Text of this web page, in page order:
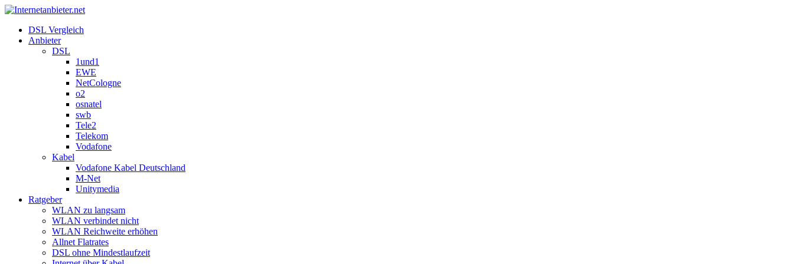
DSL Vergleich
Anbieter
DSL
1und1
EWE
NetCologne
o2
osnatel
swb
Tele2
Telekom
Vodafone
Kabel
Vodafone Kabel Deutschland
M-Net
Unitymedia
Ratgeber
WLAN zu langsam
WLAN verbindet nicht
WLAN Reichweite erhöhen
Allnet Flatrates
DSL ohne Mindestlaufzeit